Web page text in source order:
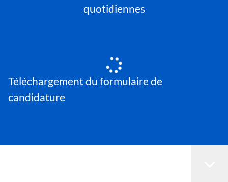
quotidiennes
Téléchargement du formulaire de
candidature